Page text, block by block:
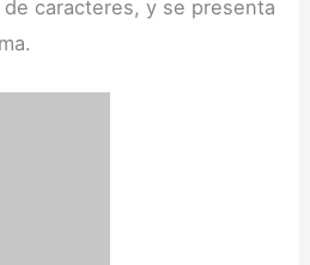
caracteres, y se presenta